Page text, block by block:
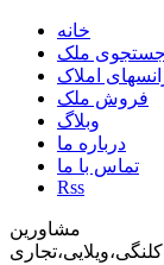
خانه
جستجوی ملک
املاک
فروش ملک
وبلاگ
درباره ما
تماس با ما
Rss
مشاورین